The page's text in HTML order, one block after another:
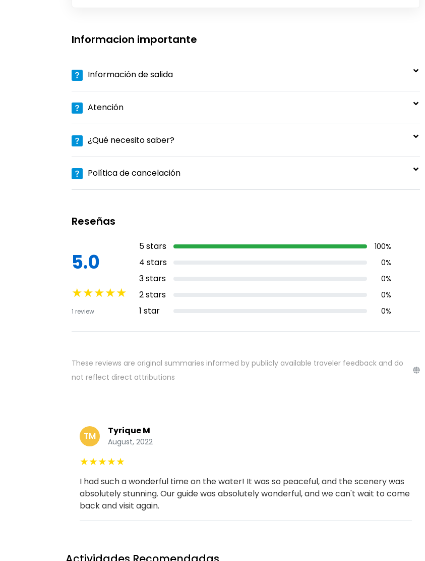
Informacion importante
Información de salida
Atención
¿Qué necesito saber?
Política de cancelación
Reseñas
5.0
★★★★★
1 review
5stars 100%
4 stars 0%
3stars 0%
2stars 0%
1 star 0%
These reviews are original summaries informed by publicly available traveler feedback and do
not reflect direct attributions
TM Tyrique M
August, 2022
★★★★★
I had such a wonderful time on the water! It was so peaceful, and the scenery was
absolutely stunning. Our guide was absolutely wonderful, and we can't wait to come
back and visit again.